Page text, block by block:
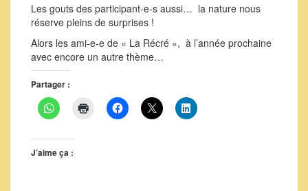
Les gouts des participant-e-s aussi… la nature nous
réserve pleins de surprises !
Alors les ami-e-e de « La Récré », à l’année prochaine
avec encore un autre thème…
Partager :
J’aime ça :